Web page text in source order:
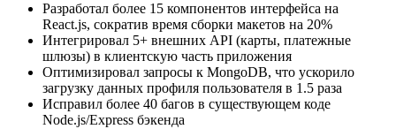
Разработал более 15 компонентов интерфейса на
React.js, сократив время сборки макетов на 20%
Интегрировал 5+ внешних API (карты, платежные
шлюзы) в клиентскую часть приложения
Оптимизировал запросы к MongoDB, что ускорило
загрузку данных профиля пользователя в 1.5 раза
Исправил более 40 багов в существующем коде
Node.js/Express бэкенда